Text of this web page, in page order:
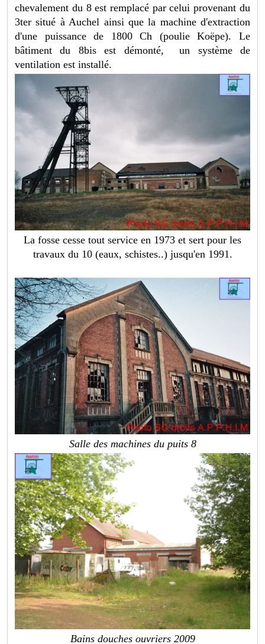
chevalement du 8 est remplacé par celui provenant du
3ter situé à Auchel ainsi que la machine d'extraction
d'une puissance de 1800 Ch (poulie Koëpe). Le
bâtiment du 8bis est démonté, un système de
ventilation est installé.
La fosse cesse tout service en 1973 et sert pour les
travaux du 10 (eaux, schistes..) jusqu'en 1991.
Salle des machines du puits 8
Bains douches ouvriers 2009